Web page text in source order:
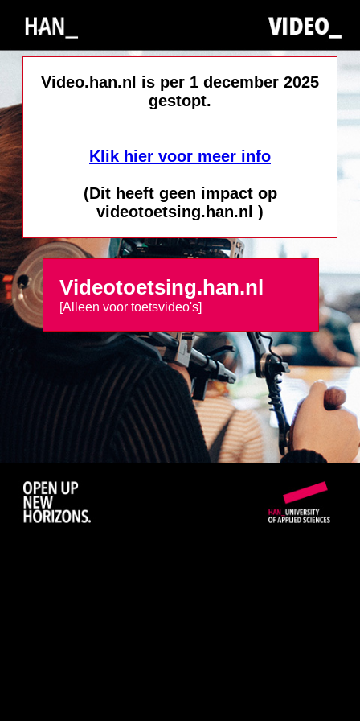
Video.han.nl is per 1 december 2025
gestopt.
Klik hier voor meer info
(Dit heeft geen impact op
videotoetsing.han.nl )
Videotoetsing.han.nl
[Alleen voor toetsvideo's]